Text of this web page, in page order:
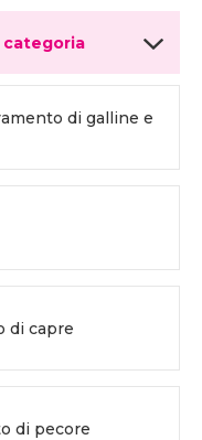
categoria
di galline e
di capre
di pecore